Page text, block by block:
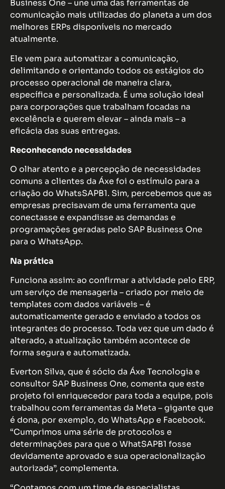
Business One – une uma das ferramentas de
comunicação mais utilizadas do planeta a um dos
melhores ERPs disponíveis no mercado
atualmente.
Ele vem para automatizar a comunicação,
delimitando e orientando todos os estágios do
processo operacional de maneira clara,
específica e personalizada. É uma solução ideal
para corporações que trabalham focadas na
excelência e querem elevar – ainda mais – a
eficácia das suas entregas.
Reconhecendo necessidades
O olhar atento e a percepção de necessidades
comuns a clientes da Áxe foi o estímulo para a
criação do WhatsSAPB1. Sim, percebemos que as
empresas precisavam de uma ferramenta que
conectasse e expandisse as demandas e
programações geradas pelo SAP Business One
para o WhatsApp.
Na prática
Funciona assim: ao confirmar a atividade pelo ERP,
um serviço de mensageria – criado por meio de
templates com dados variáveis – é
automaticamente gerado e enviado a todos os
integrantes do processo. Toda vez que um dado é
alterado, a atualização também acontece de
forma segura e automatizada.
Everton Silva, que é sócio da Áxe Tecnologia e
consultor SAP Business One, comenta que este
projeto foi enriquecedor para toda a equipe, pois
trabalhou com ferramentas da Meta – gigante que
é dona, por exemplo, do WhatsApp e Facebook.
“Cumprimos uma série de protocolos e
determinações para que o WhatSAPB1 fosse
devidamente aprovado e sua operacionalização
autorizada”, complementa.